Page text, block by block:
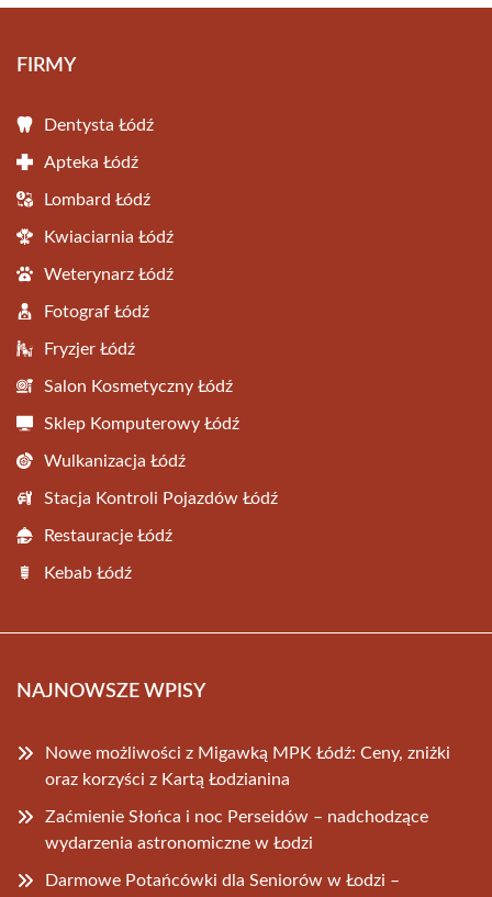
FIRMY
Dentysta Łódź
Apteka Łódź
Lombard Łódź
Kwiaciarnia Łódź
Weterynarz Łódź
Fotograf Łódź
Fryzjer Łódź
Salon Kosmetyczny Łódź
Sklep Komputerowy Łódź
Wulkanizacja Łódź
Stacja Kontroli Pojazdów Łódź
Restauracje Łódź
Kebab Łódź
NAJNOWSZE WPISY
Nowe możliwości z Migawką MPK Łódź: Ceny, zniżki
oraz korzyści z Kartą Łodzianina
Zaćmienie Słońca i noc Perseidów – nadchodzące
wydarzenia astronomiczne w Łodzi
Darmowe Potańcówki dla Seniorów w Łodzi –